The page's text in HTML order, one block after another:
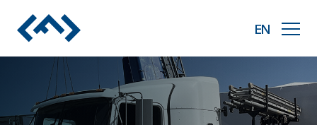
EN
Nous joindre